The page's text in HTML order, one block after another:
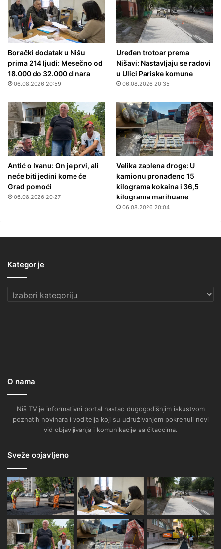
Borački dodatak u Nišu
prima 214 ljudi: Mesečno od
18.000 do 32.000 dinara
06.08.2026 20:59
Uređen trotoar prema
Nišavi: Nastavljaju se radovi
u Ulici Pariske komune
06.08.2026 20:35
Antić o Ivanu: On je prvi, ali
neće biti jedini kome će
Grad pomoći
06.08.2026 20:27
Velika zaplena droge: U
kamionu pronađeno 15
kilograma kokaina i 36,5
kilograma marihuane
06.08.2026 20:04
Kategorije
Kategorije
O nama
Niš TV je informativni portal nastao dugogodišnjim iskustvom
poznatih novinara i voditelja koji su udruživanjem pokrenuli novi
vid objavljivanja i komunikacije sa čitaocima.
Sveže objavljeno